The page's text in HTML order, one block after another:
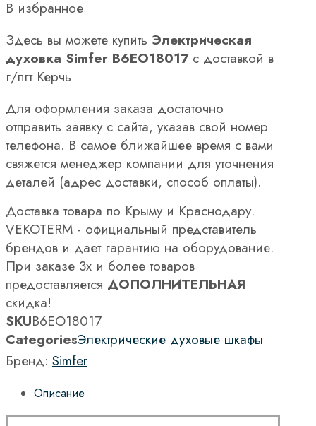
В избранное
Здесь вы можете купить Электрическая
духовка Simfer B6EO18017с доставкой в
г/пгт Керчь
Для оформления заказа достаточно
отправить заявку с сайта, указав свой номер
телефона. В самое ближайшее время с вами
свяжется менеджер компании для уточнения
деталей (адрес доставки, способ оплаты).
Доставка товара по Крыму и Краснодару.
VEKOTERM - официальный представитель
брендов и дает гарантию на оборудование.
При заказе 3х и более товаров
предоставляется ДОПОЛНИТЕЛЬНАЯ
скидка!
SKUB6EO18017
CategoriesЭлектрические духовые шкафы
Бренд: Simfer
Описание